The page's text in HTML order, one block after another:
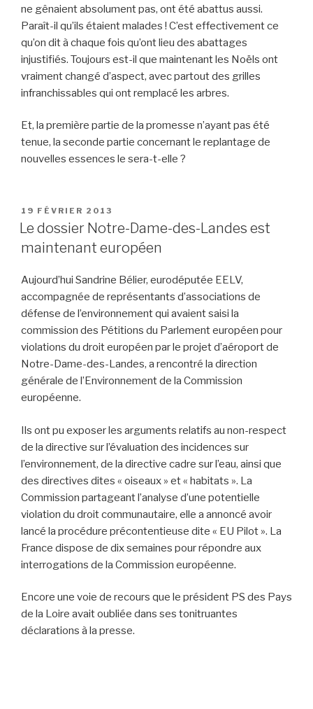
ne gênaient absolument pas, ont été abattus aussi.
Paraît-il qu’ils étaient malades ! C’est effectivement ce
qu’on dit à chaque fois qu’ont lieu des abattages
injustifiés. Toujours est-il que maintenant les Noëls ont
vraiment changé d’aspect, avec partout des grilles
infranchissables qui ont remplacé les arbres.
Et, la première partie de la promesse n’ayant pas été
tenue, la seconde partie concernant le replantage de
nouvelles essences le sera-t-elle ?
PUBLIÉ
LE
19 FÉVRIER 2013
Le dossier Notre-Dame-des-Landes est
maintenant européen
Aujourd’hui Sandrine Bélier, eurodéputée EELV,
accompagnée de représentants d’associations de
défense de l’environnement qui avaient saisi la
commission des Pétitions du Parlement européen pour
violations du droit européen par le projet d’aéroport de
Notre-Dame-des-Landes, a rencontré la direction
générale de l’Environnement de la Commission
européenne.
Ils ont pu exposer les arguments relatifs au non-respect
de la directive sur l’évaluation des incidences sur
l’environnement, de la directive cadre sur l’eau, ainsi que
des directives dites « oiseaux » et « habitats ». La
Commission partageant l’analyse d’une potentielle
violation du droit communautaire, elle a annoncé avoir
lancé la procédure précontentieuse dite « EU Pilot ». La
France dispose de dix semaines pour répondre aux
interrogations de la Commission européenne.
Encore une voie de recours que le président PS des Pays
de la Loire avait oubliée dans ses tonitruantes
déclarations à la presse.